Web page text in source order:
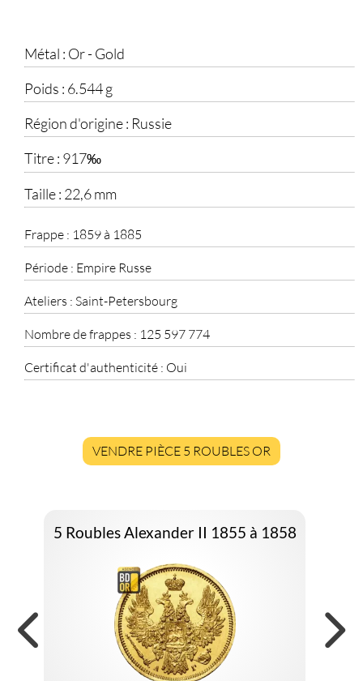
Métal : Or - Gold
Poids : 6.544 g
Région d'origine : Russie
Titre : 917‰
Taille : 22,6 mm
Frappe : 1859 à 1885
Période : Empire Russe
Ateliers : Saint-Petersbourg
Nombre de frappes : 125 597 774
Certificat d'authenticité : Oui
VENDRE PIÈCE 5 ROUBLES OR
5 Roubles Alexander II 1855 à 1858